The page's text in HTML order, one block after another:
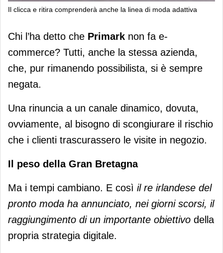
Il clicca e ritira comprenderà anche la linea di moda adattiva
Primark Uk: click&collect presto al
100%
Chi l’ha detto che Primark non fa e-
commerce? Tutti, anche la stessa azienda,
che, pur rimanendo possibilista, si è sempre
negata.
Una rinuncia a un canale dinamico, dovuta,
ovviamente, al bisogno di scongiurare il rischio
che i clienti trascurassero le visite in negozio.
Il peso della Gran Bretagna
Ma i tempi cambiano. E così il re irlandese del
pronto moda ha annunciato, nei giorni scorsi, il
raggiungimento di un importante obiettivo della
propria strategia digitale.